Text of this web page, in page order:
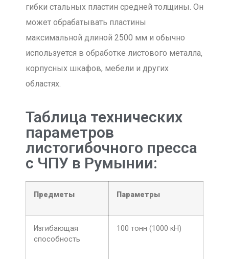
гибки стальных пластин средней толщины. Он
может обрабатывать пластины
максимальной длиной 2500 мм и обычно
используется в обработке листового металла,
корпусных шкафов, мебели и других
областях.
Таблица технических
параметров
листогибочного пресса
с ЧПУ в Румынии:
Предметы Параметры
Изгибающая
способность
100 тонн (1000 кН)